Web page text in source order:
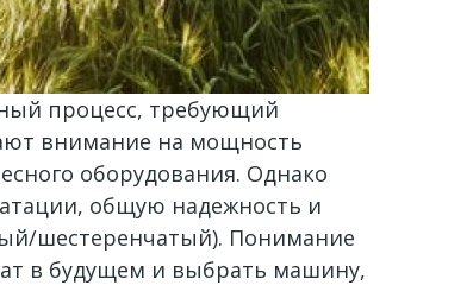
процесс, требующий
внимание на мощность
оборудования. Однако
общую надежность и
шестеренчатый). Понимание
в будущем и выбрать машину,